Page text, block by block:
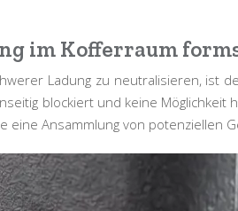
im Kofferraum
Ladung zu neutralisieren, ist
blockiert und keine
eine Ansammlung von potenziellen